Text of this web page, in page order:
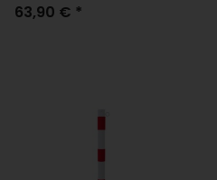
63,90 € *